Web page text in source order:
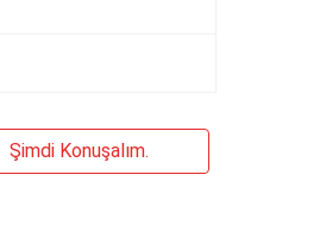
Şimdi Konuşalım.